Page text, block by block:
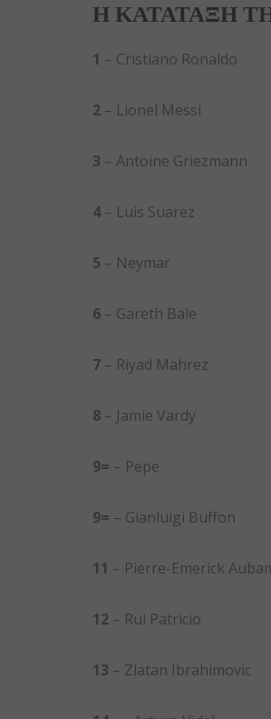
Η ΚΑΤΑΤΑΞΗ
1 – Cristiano Ronaldo
2 – Lionel Messi
3 – Antoine Griezmann
4– Luis Suarez
5 – Neymar
6 – Gareth Bale
7 – Riyad Mahrez
8 – Jamie Vardy
9= – Pepe
9= – Gianluigi Buffon
11 – Pierre-Emerick
12 – Rui Patricio
13 – Zlatan Ibrahimovic